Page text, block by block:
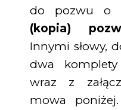
do pozwu o
(kopia)
Innymi słowy,
dwa
wraz z
mowa